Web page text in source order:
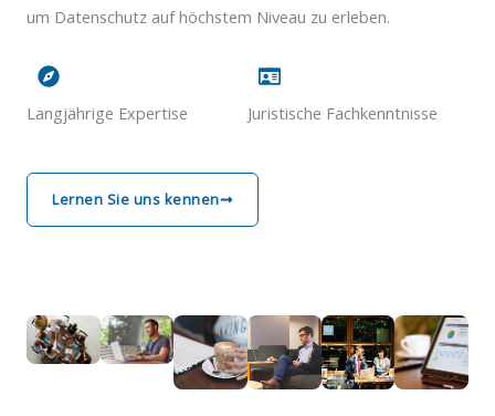
um Datenschutz auf höchstem Niveau zu erleben.
Langjährige Expertise Juristische Fachkenntnisse
Lernen Sie uns kennen